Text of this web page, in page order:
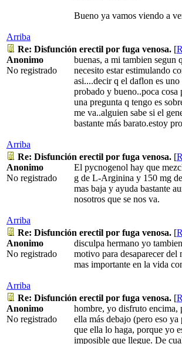
Bueno ya vamos viendo a
Arriba
Re: Disfunción erectil por fuga venosa. [
Anonimo
No registrado
buenas, a mi tambien segun
necesito estar estimulando
asi....decir q el daflon es
probado y bueno..poca cosa
una pregunta q tengo es
me va..alguien sabe si el
bastante más barato.estoy
Arriba
Re: Disfunción erectil por fuga venosa. [
Anonimo
No registrado
El pycnogenol hay que
g de L-Arginina y 150 mg
mas baja y ayuda bastante
nosotros que se nos va.
Arriba
Re: Disfunción erectil por fuga venosa. [
Anonimo
No registrado
disculpa hermano yo
motivo para desaparecer del
mas importante en la vida
Arriba
Re: Disfunción erectil por fuga venosa. [
Anonimo
No registrado
hombre, yo disfruto encima,
ella más debajo (pero eso
que ella lo haga, porque yo
imposible que llegue. De